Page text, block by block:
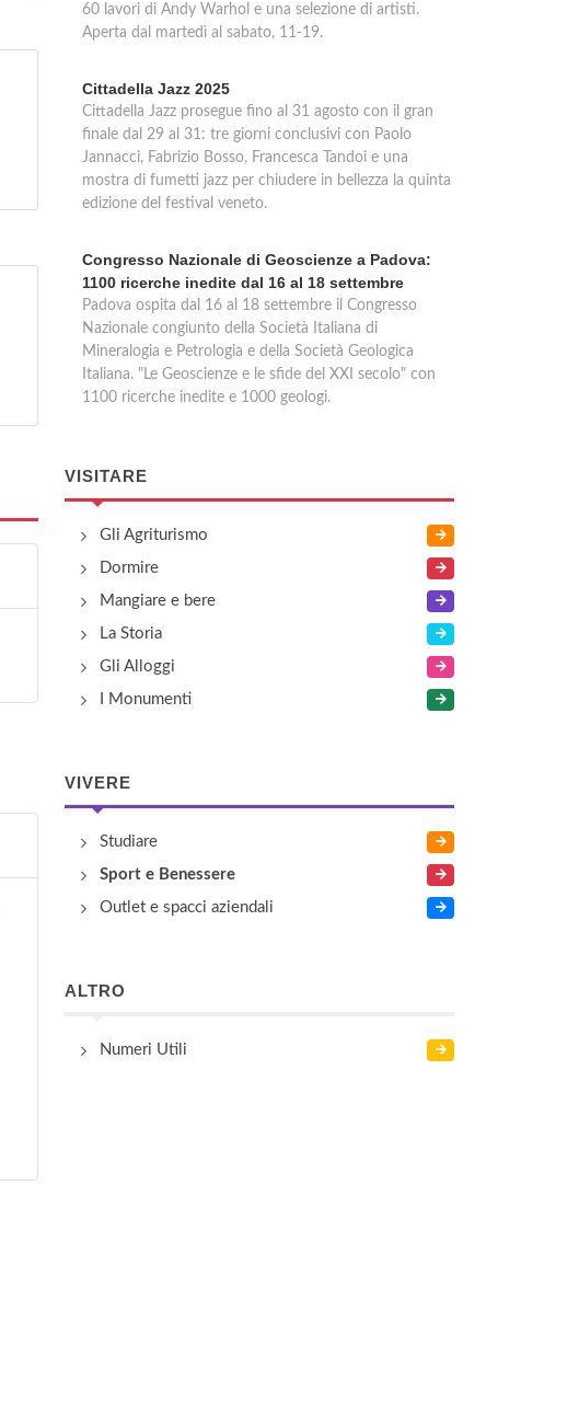
60 lavori di Andy Warhol e una selezione di artisti.
Aperta dal martedì al sabato, 11-19.
Cittadella Jazz 2025
Cittadella Jazz prosegue fino al 31 agosto con il gran
finale dal 29 al 31: tre giorni conclusivi con Paolo
Jannacci, Fabrizio Bosso, Francesca Tandoi e una
mostra di fumetti jazz per chiudere in bellezza la quinta
edizione del festival veneto.
Congresso Nazionale di Geoscienze a Padova:
1100 ricerche inedite dal 16 al 18 settembre
Padova ospita dal 16 al 18 settembre il Congresso
Nazionale congiunto della Società Italiana di
Mineralogia e Petrologia e della Società Geologica
Italiana. "Le Geoscienze e le sfide del XXI secolo" con
1100 ricerche inedite e 1000 geologi.
VISITARE
Gli Agriturismo
Dormire
Mangiare e bere
La Storia
Gli Alloggi
I Monumenti
VIVERE
Studiare
Sport e Benessere
Outlet e spacci aziendali
ALTRO
Numeri Utili